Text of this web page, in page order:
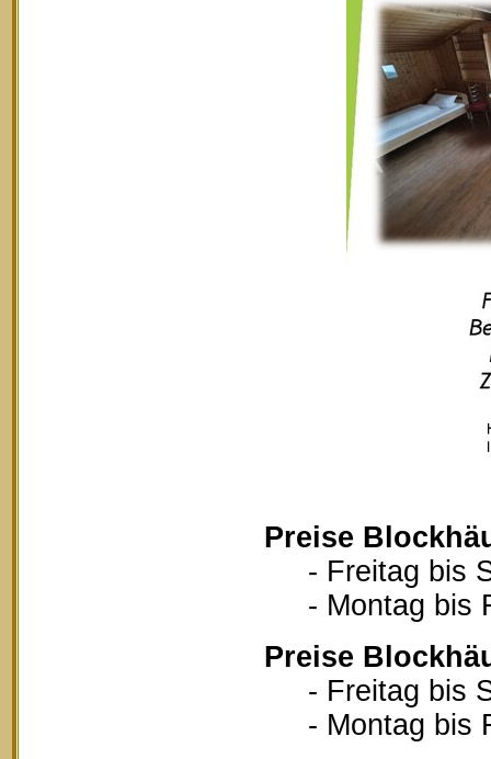
Preise
- Freitag bis
- Montag bis
Preise
- Freitag bis
- Montag bis